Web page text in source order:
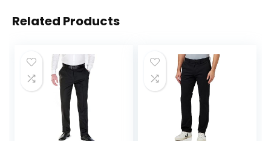
Related Products